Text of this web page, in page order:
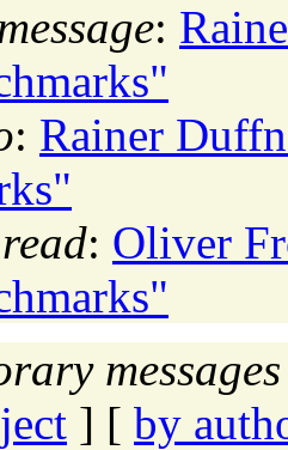
:
: Rainer
: Oliver
] [ by